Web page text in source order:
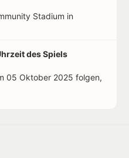
Stadium in
des Spiels
05 Oktober 2025 folgen,